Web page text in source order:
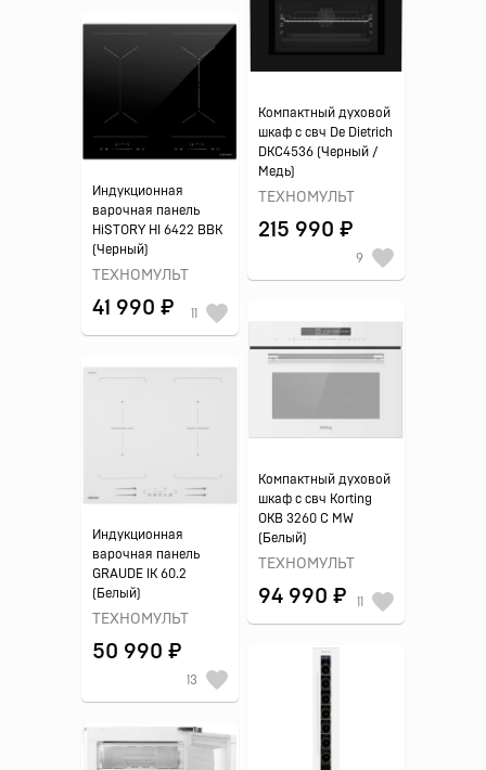
Компактный духовой
шкаф с свч De Dietrich
DKC4536 (Черный /
Медь)
ТЕХНОМУЛЬТ
215 990 ₽
9
Индукционная
варочная панель
HiSTORY HI 6422 BBK
(Черный)
ТЕХНОМУЛЬТ
41 990 ₽ 11
Компактный духовой
шкаф с свч Korting
OKB 3260 C MW
(Белый)
ТЕХНОМУЛЬТ
94 990 ₽ 11
Индукционная
варочная панель
GRAUDE IK 60.2
(Белый)
ТЕХНОМУЛЬТ
50 990 ₽
13